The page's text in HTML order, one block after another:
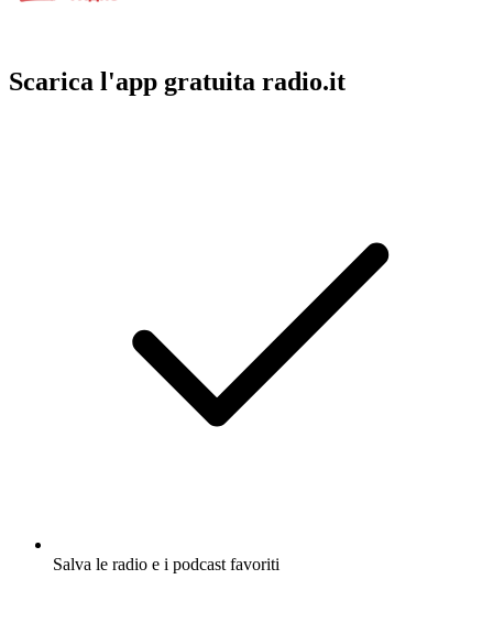
Scarica l'app gratuita radio.it
Salva le radio e i podcast favoriti